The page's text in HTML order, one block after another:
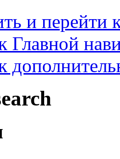
и перейти
Главной